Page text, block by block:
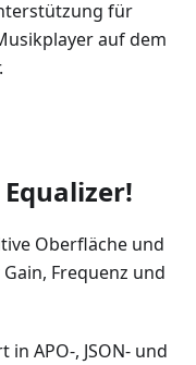
für
auf dem
!
Oberfläche und
Frequenz und
APO-, JSON- und